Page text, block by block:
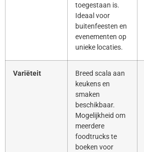
toegestaan is.
Ideaal voor
buitenfeesten en
evenementen op
unieke locaties.
Variëteit
Breed scala aan
keukens en
smaken
beschikbaar.
Mogelijkheid om
meerdere
foodtrucks te
boeken voor